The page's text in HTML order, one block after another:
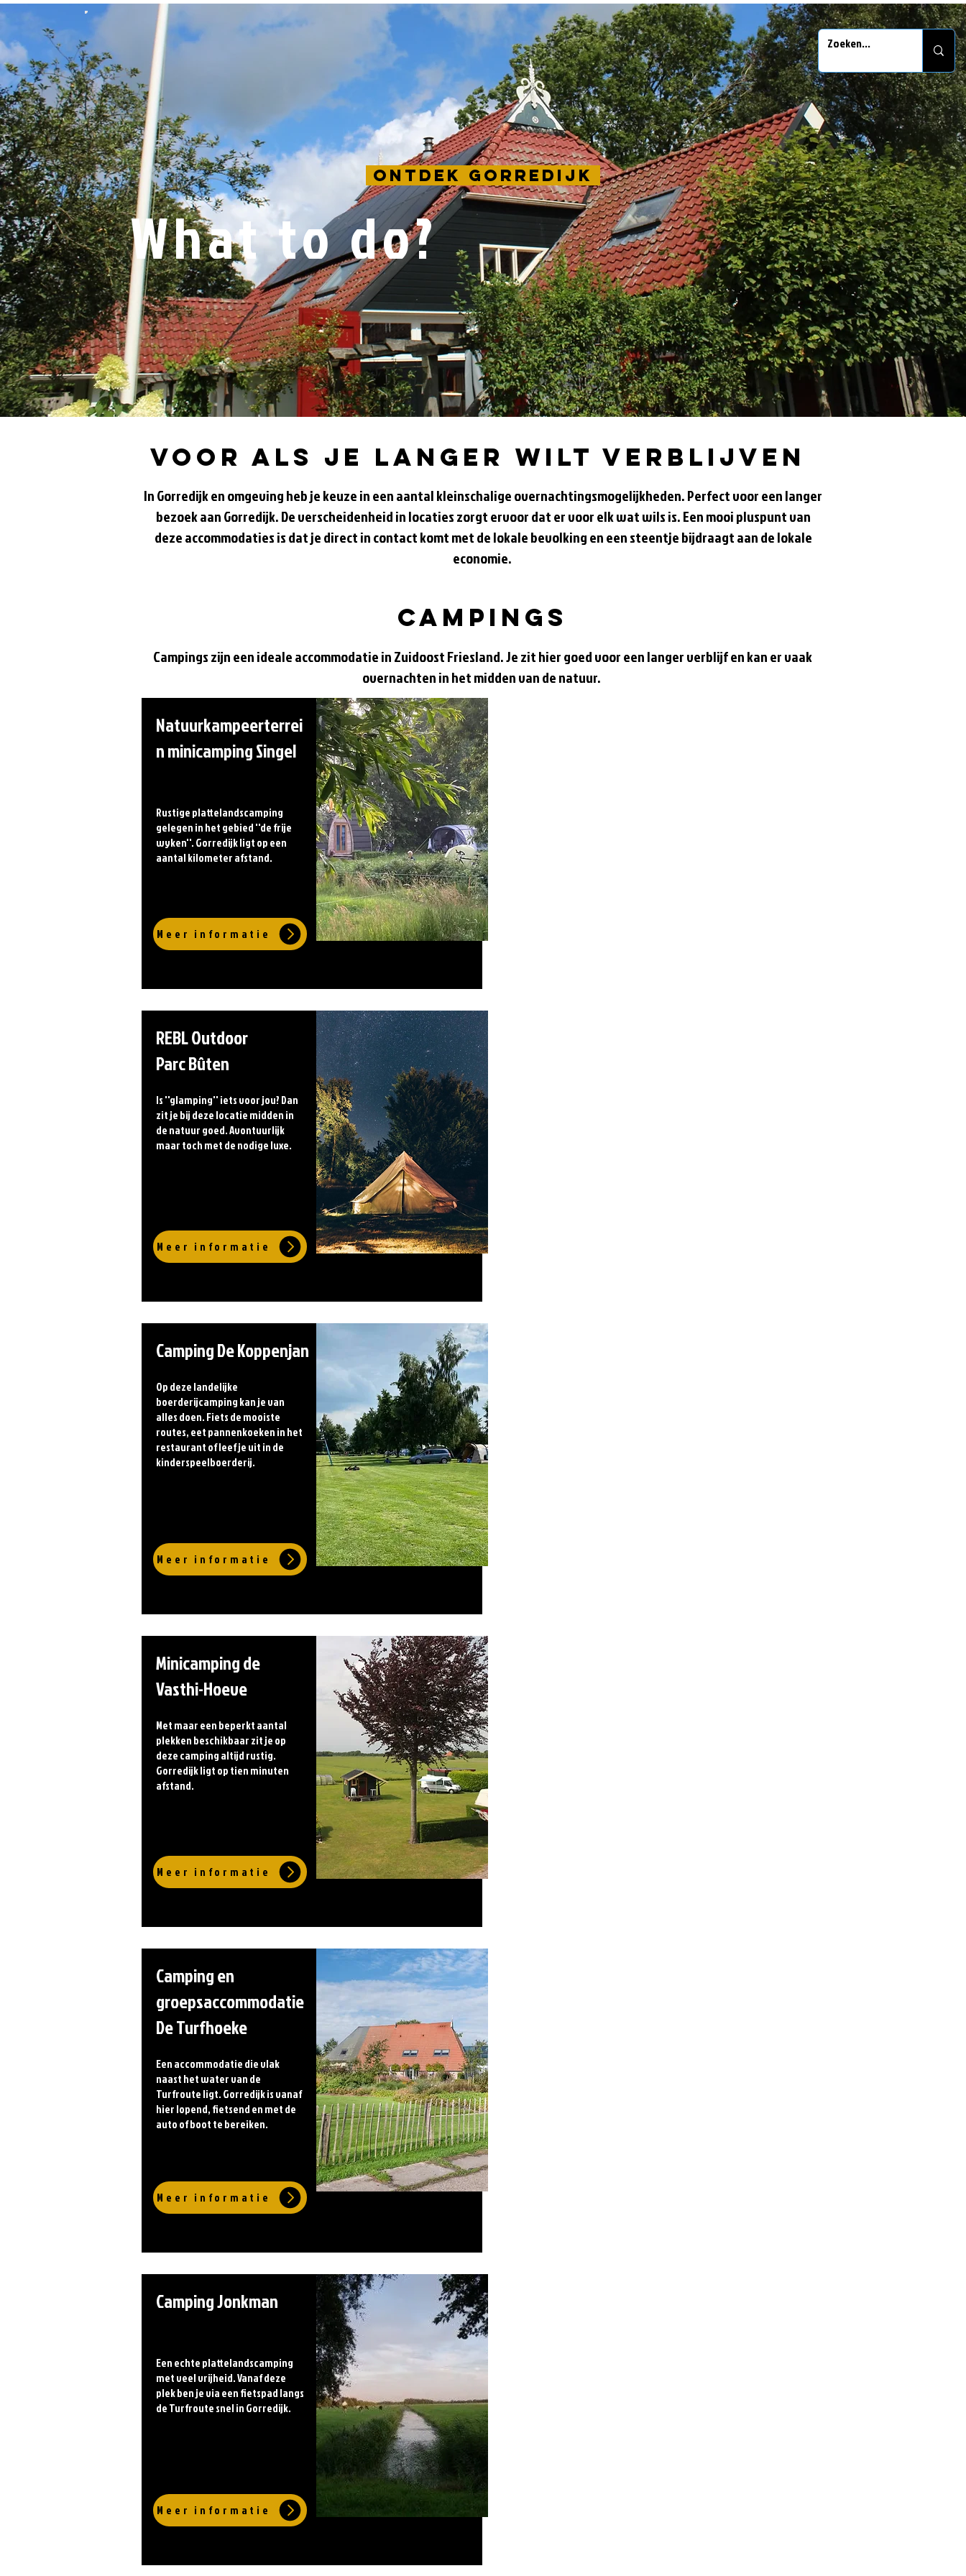
Ontdek Gorredijk
What to do?
Voor als je langer wilt verblijven
In Gorredijk en omgeving heb je keuze in een aantal kleinschalige overnachtingsmogelijkheden. Perfect voor een langer
bezoek aan Gorredijk. De verscheidenheid in locaties zorgt ervoor dat er voor elk wat wils is. Een mooi pluspunt van
deze accommodaties is dat je direct in contact komt met de lokale bevolking en een steentje bijdraagt aan de lokale
economie.
Campings
Campings zijn een ideale accommodatie in Zuidoost Friesland. Je zit hier goed voor een langer verblijf en kan er vaak
overnachten in het midden van de natuur.
Natuurkampeerterrei
n minicamping Singel
Rustige plattelandscamping
gelegen in het gebied ''de frije
wyken''. Gorredijk ligt op een
aantal kilometer afstand.
Meer informatie
REBL Outdoor
Parc Bûten
Is ''glamping'' iets voor jou? Dan
zit je bij deze locatie midden in
de natuur goed. Avontuurlijk
maar toch met de nodige luxe.
Meer informatie
Camping De Koppenjan
Op deze landelijke
boerderijcamping kan je van
alles doen. Fiets de mooiste
routes, eet pannenkoeken in het
restaurant of leef je uit in de
kinderspeelboerderij.
Meer informatie
Minicamping de
Vasthi-Hoeve
Met maar een beperkt aantal
plekken beschikbaar zit je op
deze camping altijd rustig.
Gorredijk ligt op tien minuten
afstand.
Meer informatie
Camping en
groepsaccommodatie
De Turfhoeke
Een accommodatie die vlak
naast het water van de
Turfroute ligt. Gorredijk is vanaf
hier lopend, fietsend en met de
auto of boot te bereiken.
Meer informatie
Camping Jonkman
Een echte plattelandscamping
met veel vrijheid. Vanaf deze
plek ben je via een fietspad langs
de Turfroute snel in Gorredijk.
Meer informatie